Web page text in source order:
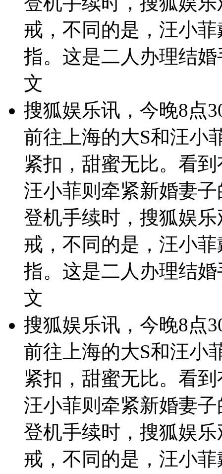
戒，不同的是，汪小
指。这是二人办理结
文
搜狐娱乐讯，今晚8点
前往上海的大S和汪小
紧扣，甜蜜无比。看
汪小菲则牵紧新婚妻
登机手续时，搜狐娱
戒，不同的是，汪小
指。这是二人办理结
文
搜狐娱乐讯，今晚8点
前往上海的大S和汪小
紧扣，甜蜜无比。看
汪小菲则牵紧新婚妻
登机手续时，搜狐娱
戒，不同的是，汪小